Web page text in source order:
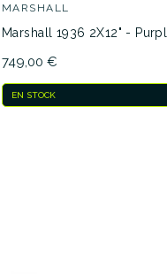
MARSHALL
Marshall 1936 2X12" -
749,00 €
EN STOCK